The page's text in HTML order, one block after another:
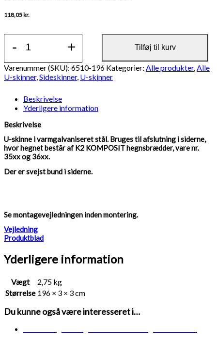
118,05 kr.
-
U-
side,
varmgalvaniseret,
antal
+ Tilføj til kurv
Varenummer (SKU): 6510-196 Kategorier: Alle produkter,Alle
U-skinner,Sideskinner, U-skinner
Beskrivelse
Yderligere information
Beskrivelse
U-skinne i varmgalvaniseret stål. Bruges til afslutning i siderne,
hvor hegnet består af K2 KOMPOSIT hegnsbrædder, vare nr.
35xx og 36xx.
Der er svejst bund i siderne.
Se montagevejledningen inden montering.
Vejledning
Produktblad
Yderligere information
Vægt
2,75 kg
Størrelse 196 × 3 × 3 cm
Du kunne også være interesseret i…